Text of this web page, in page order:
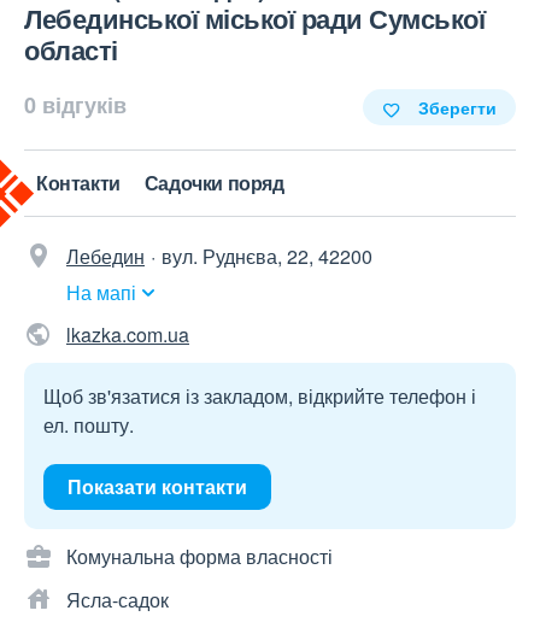
Лебединської міської ради Сумської
області
0 відгуків Зберегти
Контакти Садочки поряд
Лебедин
вул. Руднєва, 22, 42200
На мапі
lkazka.com.ua
Щоб зв'язатися із закладом, відкрийте телефон і
ел. пошту.
Показати контакти
Комунальна форма власності
Ясла-садок